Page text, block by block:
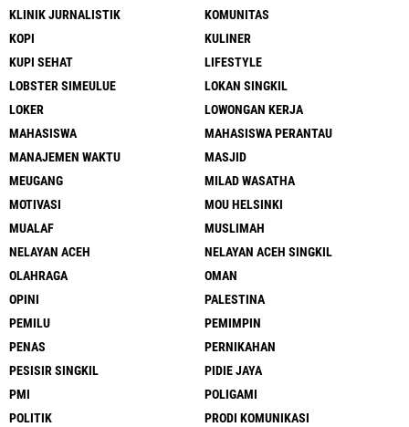
KLINIK JURNALISTIK
KOMUNITAS
KOPI
KULINER
KUPI SEHAT
LIFESTYLE
LOBSTER SIMEULUE
LOKAN SINGKIL
LOKER
LOWONGAN KERJA
MAHASISWA
MAHASISWA PERANTAU
MANAJEMEN WAKTU
MASJID
MEUGANG
MILAD WASATHA
MOTIVASI
MOU HELSINKI
MUALAF
MUSLIMAH
NELAYAN ACEH
NELAYAN ACEH SINGKIL
OLAHRAGA
OMAN
OPINI
PALESTINA
PEMILU
PEMIMPIN
PENAS
PERNIKAHAN
PESISIR SINGKIL
PIDIE JAYA
PMI
POLIGAMI
POLITIK
PRODI KOMUNIKASI